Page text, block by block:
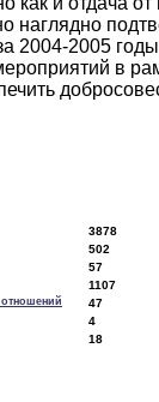
наглядно
2004-2005
в
3878
502
57
1107
47
4
18